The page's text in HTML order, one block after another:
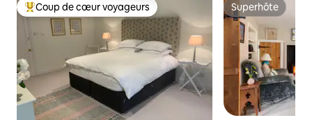
Coups de cœur voyageurs les plus appréciés
Coup de cœur voyageurs Superhôte
Superhôte